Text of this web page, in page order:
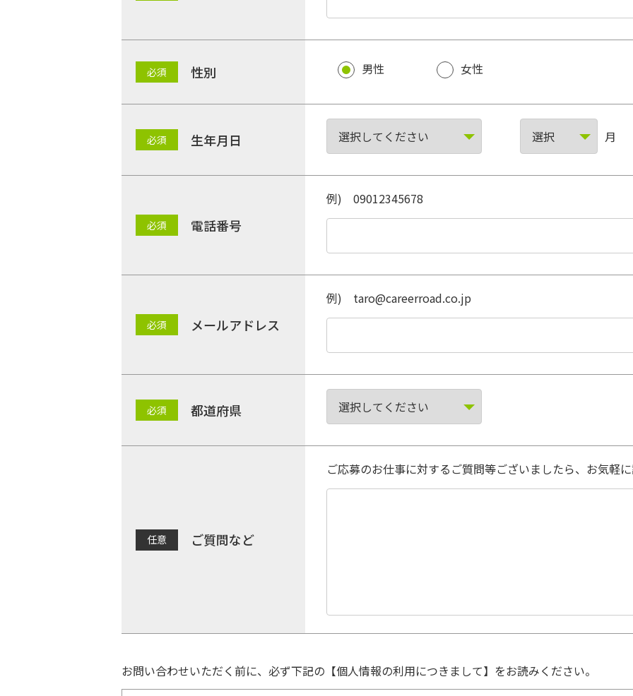
性別 男性 女性
生年月日 月
電話番号
例) 09012345678
メールアドレス
例) taro@careerroad.co.jp
都道府県
ご質問など
ご応募のお仕事に対するご質問等ございましたら、お気軽
お問い合わせいただく前に、必ず下記の【個人情報の利用につきまして】をお読みください。